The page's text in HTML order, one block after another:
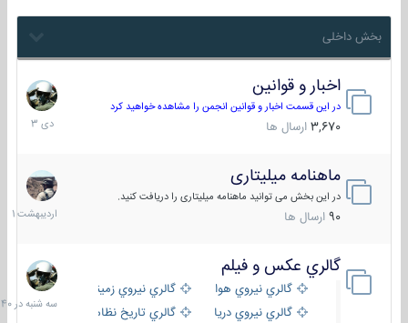
بخش داخلی
اخبار و قوانین
در این قسمت اخبار و قوانین انجمن را مشاهده خواهید کرد
3,670 ارسال ها
22
دی
1403
ماهنامه میلیتاری
در این بخش می توانید ماهنامه میلیتاری را دریافت کنید.
90 ارسال ها
30
1401
گالري عكس و فيلم
گالري نيروي هوايي
گالري نيروي زميني
گالري نيروي دريايي
گالري تاریخ نظامی
سه
شنبه
در